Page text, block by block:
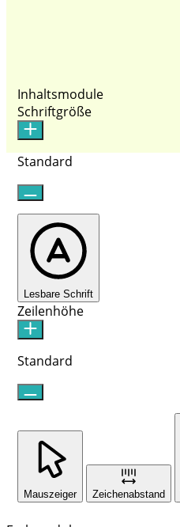
Inhaltsmodule
Schriftgröße
Standard
Lesbare Schrift
Zeilenhöhe
Standard
Mauszeiger Zeichenabstand